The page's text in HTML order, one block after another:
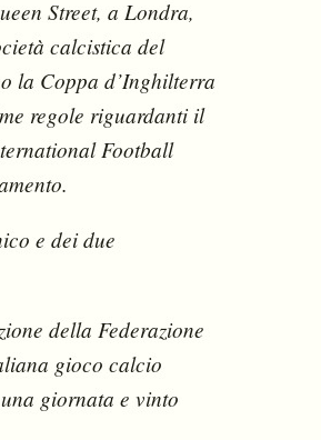
Street, a Londra,
calcistica del
la Coppa d’Inghilterra
regole riguardanti il
Football
e dei due
della Federazione
gioco calcio
giornata e vinto